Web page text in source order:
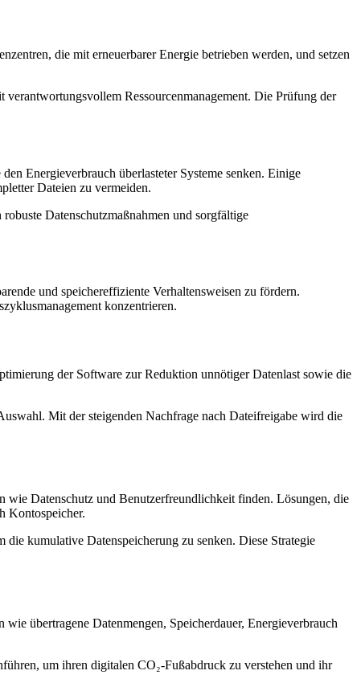
die mit erneuerbarer Energie betrieben werden, und setzen
verantwortungsvollem Ressourcenmanagement. Die Prüfung der
Energieverbrauch überlasteter Systeme senken. Einige
Dateien zu vermeiden.
Datenschutzmaßnahmen und sorgfältige
und speichereffiziente Verhaltensweisen zu fördern.
konzentrieren.
der Software zur Reduktion unnötiger Datenlast sowie die
Mit der steigenden Nachfrage nach Dateifreigabe wird die
wie Datenschutz und Benutzerfreundlichkeit finden. Lösungen, die
Kontospeicher.
kumulative Datenspeicherung zu senken. Diese Strategie
übertragene Datenmengen, Speicherdauer, Energieverbrauch
um ihren digitalen CO₂-Fußabdruck zu verstehen und ihr